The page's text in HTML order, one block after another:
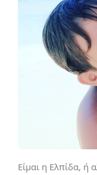
Είμαι η Ελπίδα, ή